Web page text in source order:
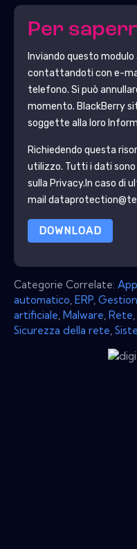
Per
Inviando questo
contattandoti con e-
telefono. Si può
momento. BlackBerry
soggette alla loro
Richiedendo questa
utilizzo. Tutti i dati
sulla Privacy.In caso di
mail
DOWNLOAD
Categorie Correlate:
automatico ERP
artificiale Malware Rete
Sicurezza della rete